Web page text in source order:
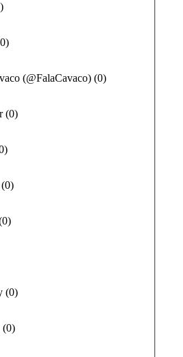
)
0)
(@FalaCavaco) (0)
(0)
)
(0)
0)
(0)
(0)